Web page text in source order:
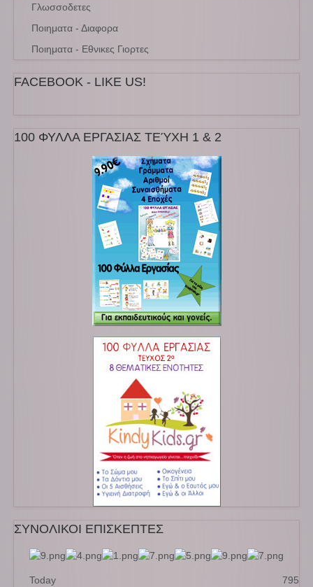
Γλωσσοδετες
Ποιηματα - Διαφορα
Ποιηματα - Εθνικες Γιορτες
FACEBOOK - LIKE US!
100 ΦΥΛΛΑ ΕΡΓΑΣΙΑΣ ΤΕΎΧΗ 1 & 2
ΣΥΝΟΛΙΚΟΙ ΕΠΙΣΚΕΠΤΕΣ
Today
795